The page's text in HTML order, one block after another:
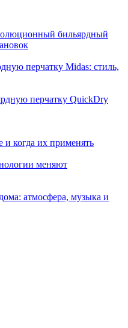
бильярдный
перчатку Midas: стиль,
перчатку QuickDry
и когда их применять
меняют
атмосфера, музыка и